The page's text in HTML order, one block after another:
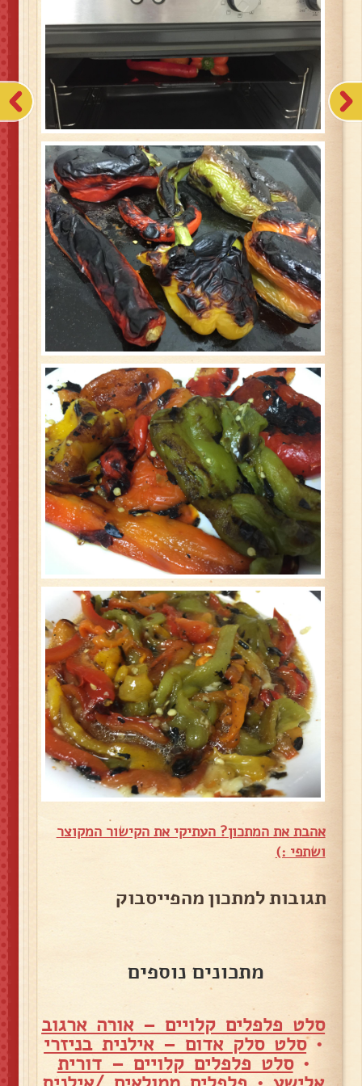
אהבת את המתכון? העתיקי את הקישור המקוצר
ושתפי :)
תגובות למתכון מהפייסבוק
מתכונים נוספים
סלט פלפלים קלויים – אורה ארגוב
•סלט סלק אדום – אילנית בניזרי
•סלט פלפלים קלויים – דורית